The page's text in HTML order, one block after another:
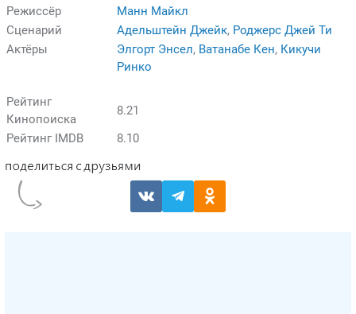
Режиссёр
Манн Майкл
Сценарий
Адельштейн Джейк, Роджерс Джей Ти
Актёры
Элгорт Энсел, Ватанабе Кен, Кикучи
Ринко
Рейтинг
Кинопоиска
8.21
Рейтинг IMDB
8.10